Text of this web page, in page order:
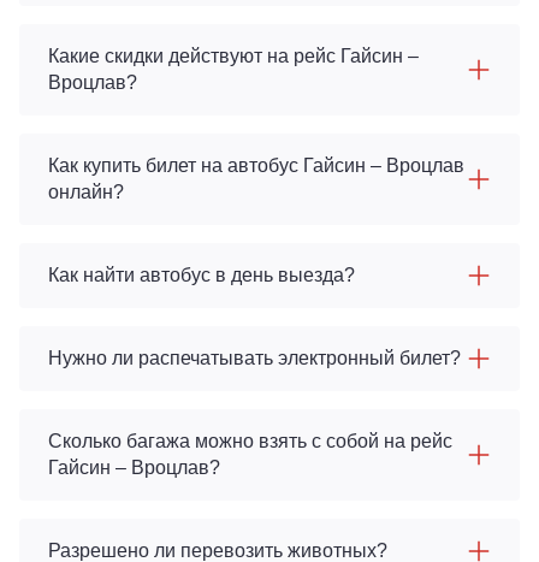
Какие скидки действуют на рейс Гайсин –
Вроцлав?
Как купить билет на автобус Гайсин – Вроцлав
онлайн?
Как найти автобус в день выезда?
Нужно ли распечатывать электронный билет?
Сколько багажа можно взять с собой на рейс
Гайсин – Вроцлав?
Разрешено ли перевозить животных?